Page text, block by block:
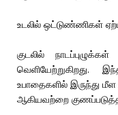
உடலில் ஒட்டுண்ணிகள்
குடலில்
வெளியேற்றுகிறது.
உபாதைகளில் இருந்து மீள
ஆகியவற்றை குணப்படுத்த